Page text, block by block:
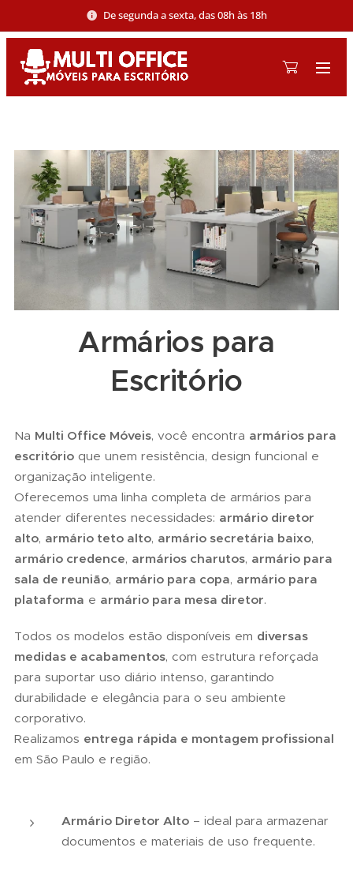
De segunda a sexta, das 08h às 18h
Armários para
Escritório
Na Multi Office Móveis, você encontra armários para
escritório que unem resistência, design funcional e
organização inteligente.
Oferecemos uma linha completa de armários para
atender diferentes necessidades: armário diretor
alto, armário teto alto, armário secretária baixo,
armário credence, armários charutos, armário para
sala de reunião, armário para copa, armário para
plataforma e armário para mesa diretor.
Todos os modelos estão disponíveis em diversas
medidas e acabamentos, com estrutura reforçada
para suportar uso diário intenso, garantindo
durabilidade e elegância para o seu ambiente
corporativo.
Realizamos entrega rápida e montagem profissional
em São Paulo e região.
Armário Diretor Alto – ideal para armazenar
documentos e materiais de uso frequente.